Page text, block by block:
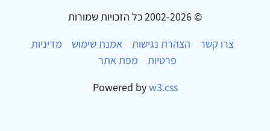
© 2002-2026 כל הזכויות שמורות
צרו קשר
הצהרת נגישות אמנת שימוש
מדיניות
פרטיות
מפת אתר
Powered byw3.css